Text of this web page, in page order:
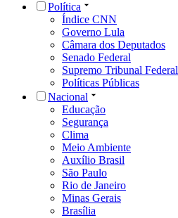
Política
Índice CNN
Governo Lula
Câmara dos Deputados
Senado Federal
Supremo Tribunal Federal
Políticas Públicas
Nacional
Educação
Segurança
Clima
Meio Ambiente
Auxílio Brasil
São Paulo
Rio de Janeiro
Minas Gerais
Brasília